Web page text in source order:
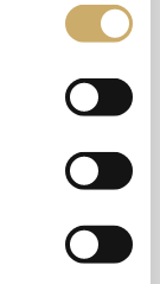
nutzen.